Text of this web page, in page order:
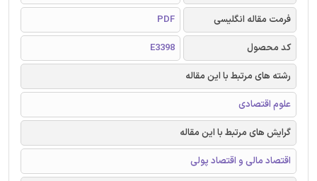
فرمت مقاله انگلیسی
PDF
کد محصول
E3398
رشته های مرتبط با این مقاله
علوم اقتصادی
گرایش های مرتبط با این مقاله
اقتصاد مالی و اقتصاد پولی